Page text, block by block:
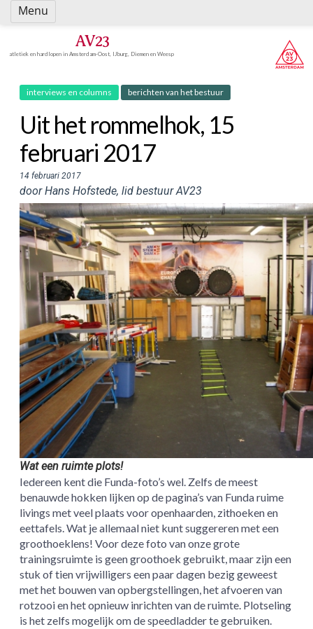
Spring
naar
AV23
atletiek en hardlopen in Amsterdam-Oost, IJburg, Diemen en Weesp
interviews en columns berichten van het bestuur
Uit het rommelhok, 15
februari 2017
14 februari 2017
door Hans Hofstede, lid bestuur AV23
Wat een ruimte plots!
Iedereen kent die Funda-foto’s wel. Zelfs de meest
benauwde hokken lijken op de pagina’s van Funda ruime
livings met veel plaats voor openhaarden, zithoeken en
eettafels. Wat je allemaal niet kunt suggereren met een
groothoeklens! Voor deze foto van onze grote
trainingsruimte is geen groothoek gebruikt, maar zijn een
stuk of tien vrijwilligers een paar dagen bezig geweest
met het bouwen van opbergstellingen, het afvoeren van
rotzooi en het opnieuw inrichten van de ruimte. Plotseling
is het zelfs mogelijk om de speedladder te gebruiken.
Menu